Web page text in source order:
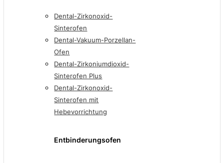
Dental-Zirkonoxid-
Sinterofen
Dental-Vakuum-Porzellan-
Ofen
Dental-Zirkoniumdioxid-
Sinterofen Plus
Dental-Zirkonoxid-
Sinterofen mit
Hebevorrichtung
Entbinderungsofen